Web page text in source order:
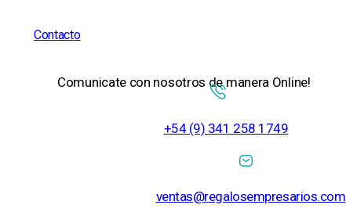
Contacto
Comunicate con nosotros de manera Online!
+54 (9) 341 258 1749
ventas@regalosempresarios.com